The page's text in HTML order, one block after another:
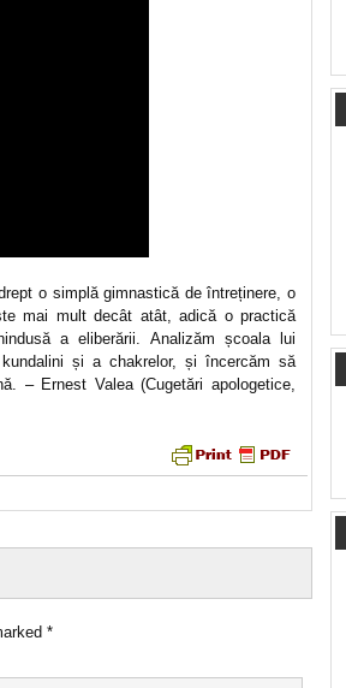
o simplă gimnastică de întreținere, o
mai mult decât atât, adică o practică
a eliberării. Analizăm școala lui
și a chakrelor, și încercăm să
– Ernest Valea (Cugetări apologetice,
*